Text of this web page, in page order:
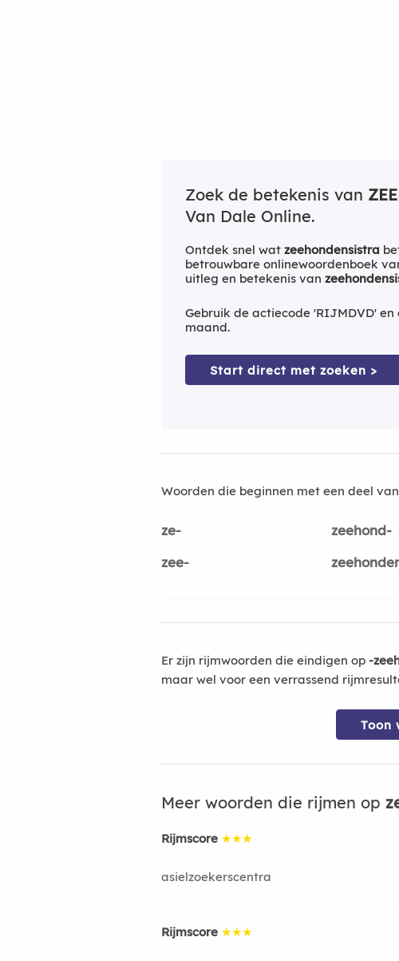
Zoek de betekenis van
Van Dale Online.
Ontdek snel wat zeehondensistra
betrouwbare onlinewoordenboek
uitleg en betekenis van
Gebruik de actiecode 'RIJMDVD'
maand.
Start direct met zoeken >
Woorden die beginnen met een deel van
ze-
zeehond-
zee-
Er zijn rijmwoorden die eindigen op -
maar wel voor een verrassend
Toon
Meer woorden die rijmen op
Rijmscore ★★★
asielzoekerscentra
Rijmscore ★★★